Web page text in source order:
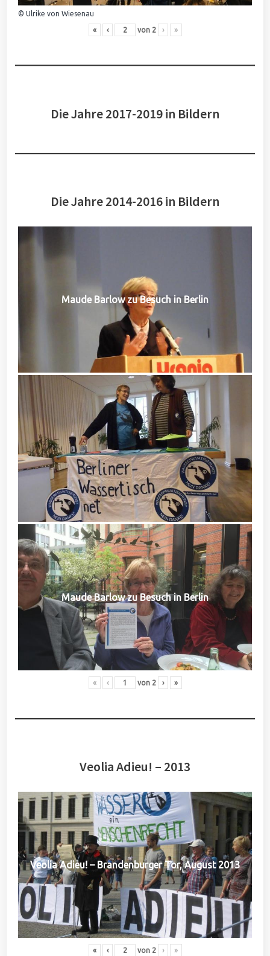
© Ulrike von Wiesenau
« ‹ von 2 › »
Die Jahre 2017-2019 in Bildern
Die Jahre 2014-2016 in Bildern
Maude Barlow zu Besuch in Berlin
Maude Barlow zu Besuch in Berlin
« ‹ von 2 › »
Veolia Adieu! – 2013
Veolia Adieu! – Brandenburger Tor, August 2013
« ‹ von 2 › »